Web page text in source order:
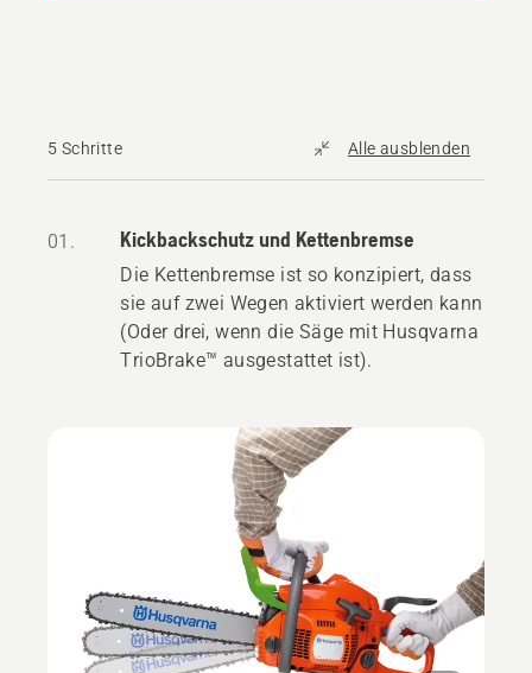
5 Schritte Alle ausblenden
01. Kickbackschutz und Kettenbremse
Die Kettenbremse ist so konzipiert, dass
sie auf zwei Wegen aktiviert werden kann
(Oder drei, wenn die Säge mit Husqvarna
TrioBrake™ ausgestattet ist).